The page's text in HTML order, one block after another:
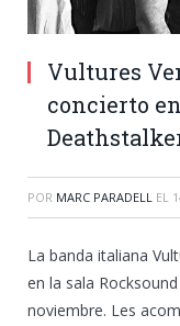
Vultures
concierto
POR MARC PARADELL EL
La banda italiana
en la sala
noviembre. Les